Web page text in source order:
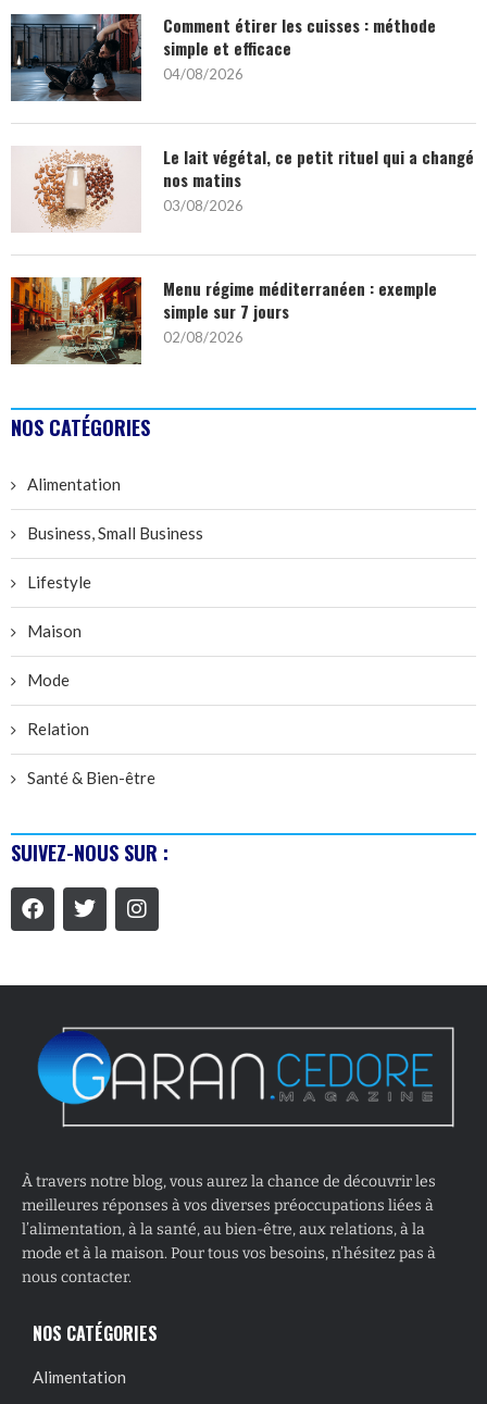
Comment étirer les cuisses : méthode
simple et efficace
04/08/2026
Le lait végétal, ce petit rituel qui a changé
nos matins
03/08/2026
Menu régime méditerranéen : exemple
simple sur 7 jours
02/08/2026
NOS CATÉGORIES
Alimentation
Business, Small Business
Lifestyle
Maison
Mode
Relation
Santé & Bien-être
SUIVEZ-NOUS SUR :
À travers notre blog, vous aurez la chance de découvrir les
meilleures réponses à vos diverses préoccupations liées à
l’alimentation, à la santé, au bien-être, aux relations, à la
mode et à la maison. Pour tous vos besoins, n’hésitez pas à
nous contacter.
NOS CATÉGORIES
Alimentation